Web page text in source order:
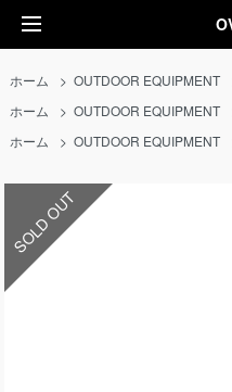
ホーム >OUTDOOR EQUIPMENT
ホーム
>OUTDOOR EQUIPMENT
ホーム
>OUTDOOR EQUIPMENT
SOLD OUT